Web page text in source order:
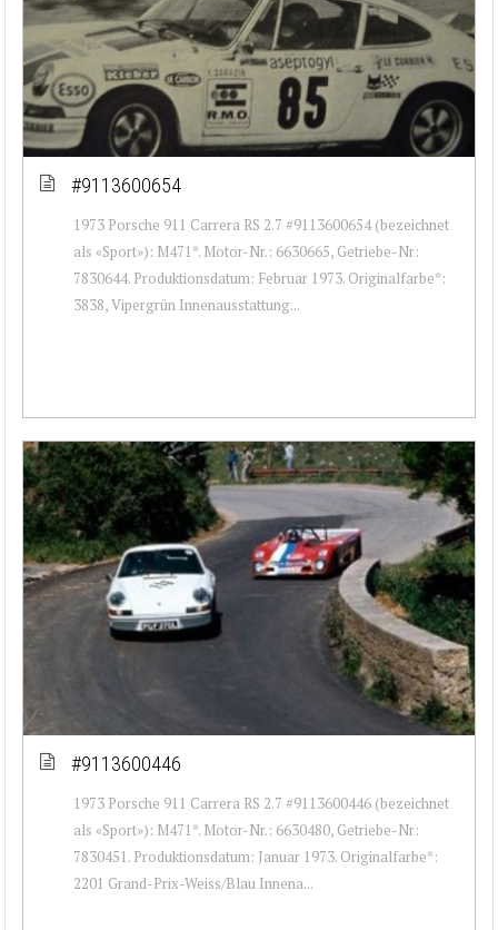
#9113600654
1973 Porsche 911 Carrera RS 2.7 #9113600654 (bezeichnet
als «Sport»): M471*. Motor-Nr.: 6630665, Getriebe-Nr:
7830644. Produktionsdatum: Februar 1973. Originalfarbe*:
3838, Vipergrün Innenausstattung...
#9113600446
1973 Porsche 911 Carrera RS 2.7 #9113600446 (bezeichnet
als «Sport»): M471*. Motor-Nr.: 6630480, Getriebe-Nr:
7830451. Produktionsdatum: Januar 1973. Originalfarbe*:
2201 Grand-Prix-Weiss/Blau Innena...